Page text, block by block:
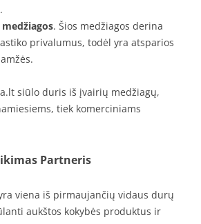
. Šios medžiagos derina
privalumus, todėl yra atsparios
siūlo duris iš įvairių medžiagų,
tiek komerciniams
Partneris
viena iš pirmaujančių vidaus durų
aukštos kokybės produktus ir